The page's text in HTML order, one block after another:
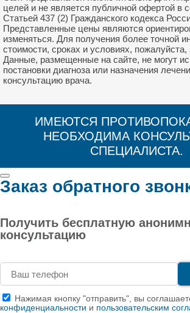
целей и не является публичной офертой в
Статьей 437 (2) Гражданского кодекса
Представленные цены являются
изменяться. Для получения более точной
стоимости, сроках и условиях, пожалуйста,
Данные, размещенные на сайте, не могут
постановки диагноза или назначения
консультацию врача.
ИМЕЮТСЯ
НЕОБХОДИМА
СПЕЦИАЛИСТА.
Заказ обратного
Получить бесплатную
консультацию
Нажимая кнопку "отправить", вы
конфиденциальности и пользовательским